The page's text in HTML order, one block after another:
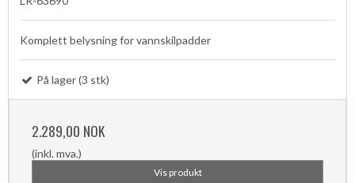
Komplett belysning for vannskilpadder
På lager (3 stk)
2.289,00 NOK
(inkl. mva.)
Vis produkt